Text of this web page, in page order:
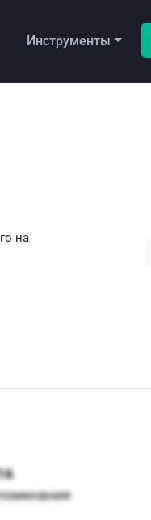
Инструменты
на